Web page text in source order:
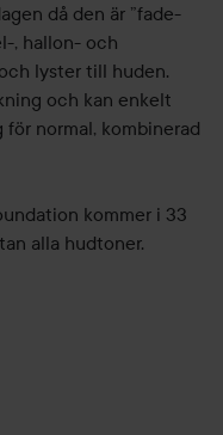
då den är ”fade-
, hallon- och
lyster till huden.
och kan enkelt
normal, kombinerad
kommer i 33
alla hudtoner.